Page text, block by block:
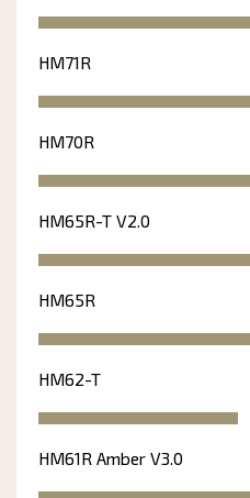
HM71R
HM70R
HM65R-T V2.0
HM65R
HM62-T
HM61R Amber V3.0